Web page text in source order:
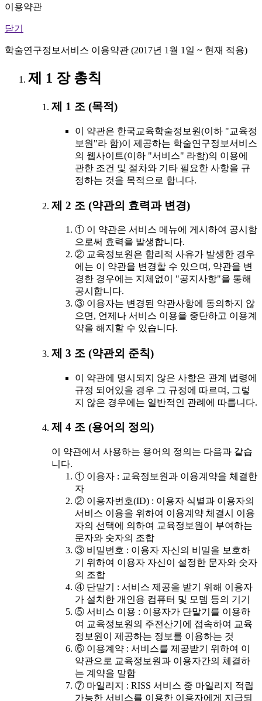
이용약관
닫기
학술연구정보서비스 이용약관 (2017년 1월 1일 ~ 현재 적용)
제 1 장 총칙
제 1 조 (목적)
이 약관은 한국교육학술정보원(이하 "교육정
보원"라 함)이 제공하는 학술연구정보서비스
의 웹사이트(이하 "서비스" 라함)의 이용에
관한 조건 및 절차와 기타 필요한 사항을 규
정하는 것을 목적으로 합니다.
제 2 조 (약관의 효력과 변경)
① 이 약관은 서비스 메뉴에 게시하여 공시함
으로써 효력을 발생합니다.
② 교육정보원은 합리적 사유가 발생한 경우
에는 이 약관을 변경할 수 있으며, 약관을 변
경한 경우에는 지체없이 "공지사항"을 통해
공시합니다.
③ 이용자는 변경된 약관사항에 동의하지 않
으면, 언제나 서비스 이용을 중단하고 이용계
약을 해지할 수 있습니다.
제 3 조 (약관외 준칙)
이 약관에 명시되지 않은 사항은 관계 법령에
규정 되어있을 경우 그 규정에 따르며, 그렇
지 않은 경우에는 일반적인 관례에 따릅니다.
제 4 조 (용어의 정의)
이 약관에서 사용하는 용어의 정의는 다음과 같습
니다.
① 이용자 : 교육정보원과 이용계약을 체결한
자
② 이용자번호(ID) : 이용자 식별과 이용자의
서비스 이용을 위하여 이용계약 체결시 이용
자의 선택에 의하여 교육정보원이 부여하는
문자와 숫자의 조합
③ 비밀번호 : 이용자 자신의 비밀을 보호하
기 위하여 이용자 자신이 설정한 문자와 숫자
의 조합
④ 단말기 : 서비스 제공을 받기 위해 이용자
가 설치한 개인용 컴퓨터 및 모뎀 등의 기기
⑤ 서비스 이용 : 이용자가 단말기를 이용하
여 교육정보원의 주전산기에 접속하여 교육
정보원이 제공하는 정보를 이용하는 것
⑥ 이용계약 : 서비스를 제공받기 위하여 이
약관으로 교육정보원과 이용자간의 체결하
는 계약을 말함
⑦ 마일리지 : RISS 서비스 중 마일리지 적립
가능한 서비스를 이용한 이용자에게 지급되